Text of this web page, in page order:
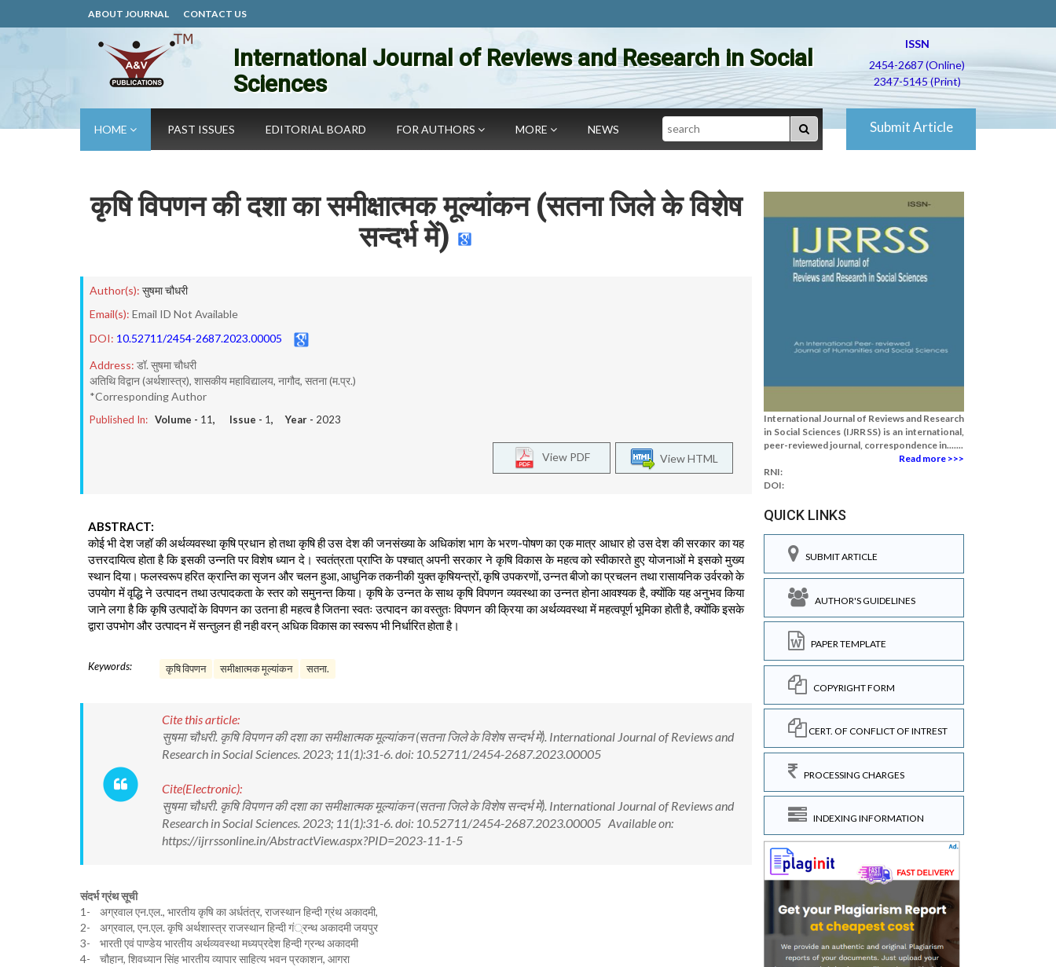
ABOUT JOURNAL CONTACT US
International Journal of Reviews and Research in Social
Sciences
ISSN
2454-2687 (Online)
2347-5145 (Print)
HOME PAST ISSUES EDITORIAL BOARD FOR AUTHORS MORE NEWS Search Submit Article
कृषि विपणन की दशा का समीक्षात्मक मूल्यांकन (सतना जिले के विशेष
सन्दर्भ में)
Author(s): सुषमा चौधरी
Email(s): Email ID Not Available
DOI: 10.52711/2454-2687.2023.00005
Address: डॉ. सुषमा चौधरी
अतिथि विद्वान (अर्थशास्त्र), शासकीय महाविद्यालय, नागौद, सतना (म.प्र.)
*Corresponding Author
Published In: Volume - 11, Issue - 1, Year - 2023
View HTML
View PDF
ABSTRACT:
कोई भी देश जहॉ की अर्थव्यवस्था कृषि प्रधान हो तथा कृषि ही उस देश की जनसंख्या के अधिकांश भाग के भरण-पोषण का एक मात्र आधार हो उस देश की सरकार का यह
उत्तरदायित्व होता है कि इसकी उन्नति पर विशेष ध्यान दे। स्वतंत्रता प्राप्ति के पश्चात् अपनी सरकार ने कृषि विकास के महत्व को स्वीकारते हुए योजनाओं मे इसको मुख्य
स्थान दिया। फलस्वरूप हरित क्रान्ति का सृजन और चलन हुआ, आधुनिक तकनीकी युक्त कृषियन्त्रों, कृषि उपकरणों, उन्नत बीजो का प्रचलन तथा रासायनिक उर्वरको के
उपयोग में वृद्धि ने उत्पादन तथा उत्पादकता के स्तर को समुनन्त किया। कृषि के उन्नत के साथ कृषि विपणन व्यवस्था का उन्नत होना आवश्यक है, क्योंकि यह अनुभव किया
जाने लगा है कि कृषि उत्पादों के विपणन का उतना ही महत्व है जितना स्वतः उत्पादन का वस्तुतः विपणन की क्रिया का अर्थव्यवस्था में महत्वपूर्ण भूमिका होती है, क्योंकि इसके
द्वारा उपभोग और उत्पादन में सन्तुलन ही नही वरन् अधिक विकास का स्वरूप भी निर्धारित होता है।
Keywords: कृषि विपणन समीक्षात्मक मूल्यांकन सतना.
Cite this article:
सुषमा चौधरी. कृषि विपणन की दशा का समीक्षात्मक मूल्यांकन (सतना जिले के विशेष सन्दर्भ में). International Journal of Reviews and
Research in Social Sciences. 2023; 11(1):31-6. doi: 10.52711/2454-2687.2023.00005
Cite(Electronic):
सुषमा चौधरी. कृषि विपणन की दशा का समीक्षात्मक मूल्यांकन (सतना जिले के विशेष सन्दर्भ में). International Journal of Reviews and
Research in Social Sciences. 2023; 11(1):31-6. doi: 10.52711/2454-2687.2023.00005 Available on:
https://ijrrssonline.in/AbstractView.aspx?PID=2023-11-1-5
संदर्भ ग्रंथ सूची
1- अग्रवाल एन.एल., भारतीय कृषि का अर्धतंत्र, राजस्थान हिन्दी ग्रंथ अकादमी,
2- अग्रवाल, एन.एल. कृषि अर्थशास्त्र राजस्थान हिन्दी गं्रन्थ अकादमी जयपुर
3- भारती एवं पाण्डेय भारतीय अर्थव्यवस्था मध्यप्रदेश हिन्दी ग्रन्थ अकादमी
4- चौहान, शिवध्यान सिंह भारतीय व्यापार साहित्य भवन प्रकाशन, आगरा
International Journal of Reviews and Research
in Social Sciences (IJRRSS) is an international,
peer-reviewed journal, correspondence in.......
Read more >>>
RNI:
DOI:
QUICK LINKS
SUBMIT ARTICLE
AUTHOR'S GUIDELINES
PAPER TEMPLATE
COPYRIGHT FORM
CERT. OF CONFLICT OF INTREST
PROCESSING CHARGES
INDEXING INFORMATION